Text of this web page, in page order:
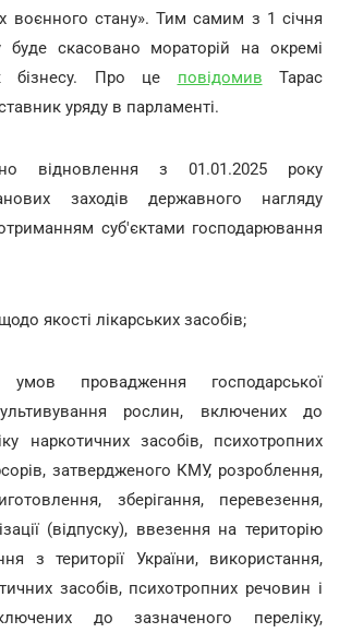
воєнного стану». Тим самим з 1 січня
буде скасовано мораторій на окремі
бізнесу. Про це повідомив Тарас
уряду в парламенті.
відновлення з 01.01.2025 року
заходів державного нагляду
суб'єктами господарювання
якості лікарських засобів;
провадження господарської
рослин, включених до
наркотичних засобів, психотропних
затвердженого КМУ, розроблення,
зберігання, перевезення,
(відпуску), ввезення на територію
з території України, використання,
засобів, психотропних речовин і
до зазначеного переліку,